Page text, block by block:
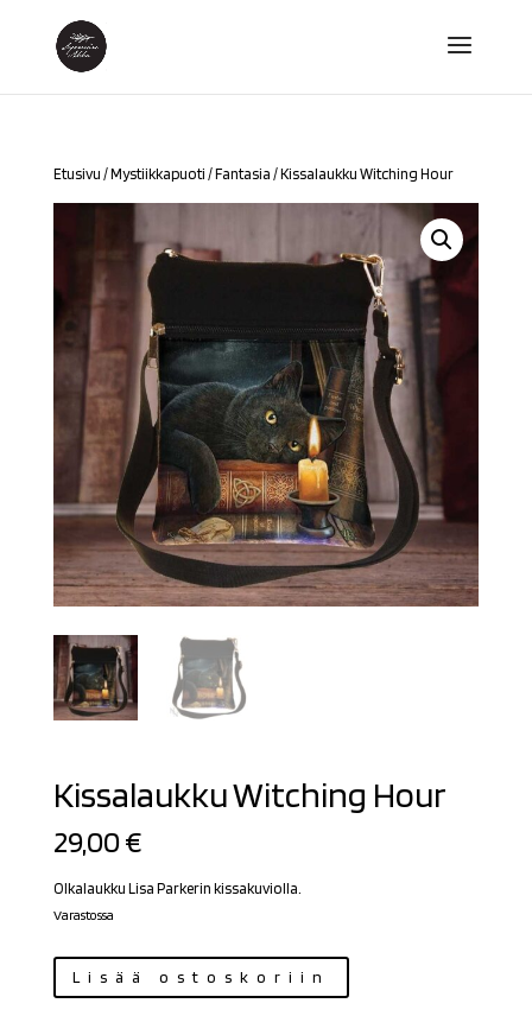
Etusivu /Mystiikkapuoti /Fantasia / Kissalaukku Witching Hour
Kissalaukku Witching Hour
29,00€
Olkalaukku Lisa Parkerin kissakuviolla.
Varastossa
Witching
Lisää ostoskoriin